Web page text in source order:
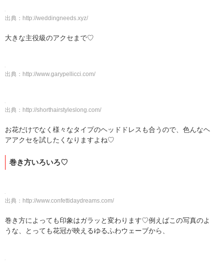
出典： http://weddingneeds.xyz/
大きな主役級のアクセまで♡
出典： http://www.garypellicci.com/
出典： http://shorthairstyleslong.com/
お花だけでなく様々なタイプのヘッドドレスも合うので、色んなヘ
アアクセを試したくなりますよね♡
巻き方いろいろ♡
出典： http://www.confettidaydreams.com/
巻き方によっても印象はガラッと変わります♡例えばこの写真のよ
うな、とっても花冠が映えるゆるふわウェーブから、